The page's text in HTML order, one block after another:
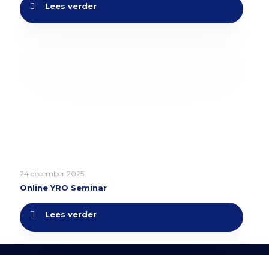
Lees verder
24 december 2025
Online YRO Seminar
Lees verder